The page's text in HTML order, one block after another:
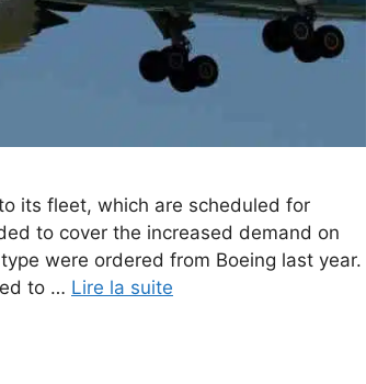
its fleet, which are scheduled for
to cover the increased demand on
were ordered from Boeing last year.
to … Lire la suite